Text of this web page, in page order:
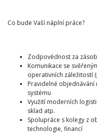
Co bude Vaší náplní práce?
Zodpovědnost za
Komunikace se
operativních záležitostí
Pravidelné
systému
Využití moderních
sklad atp.
Spolupráce s kolegy z
technologie, financí